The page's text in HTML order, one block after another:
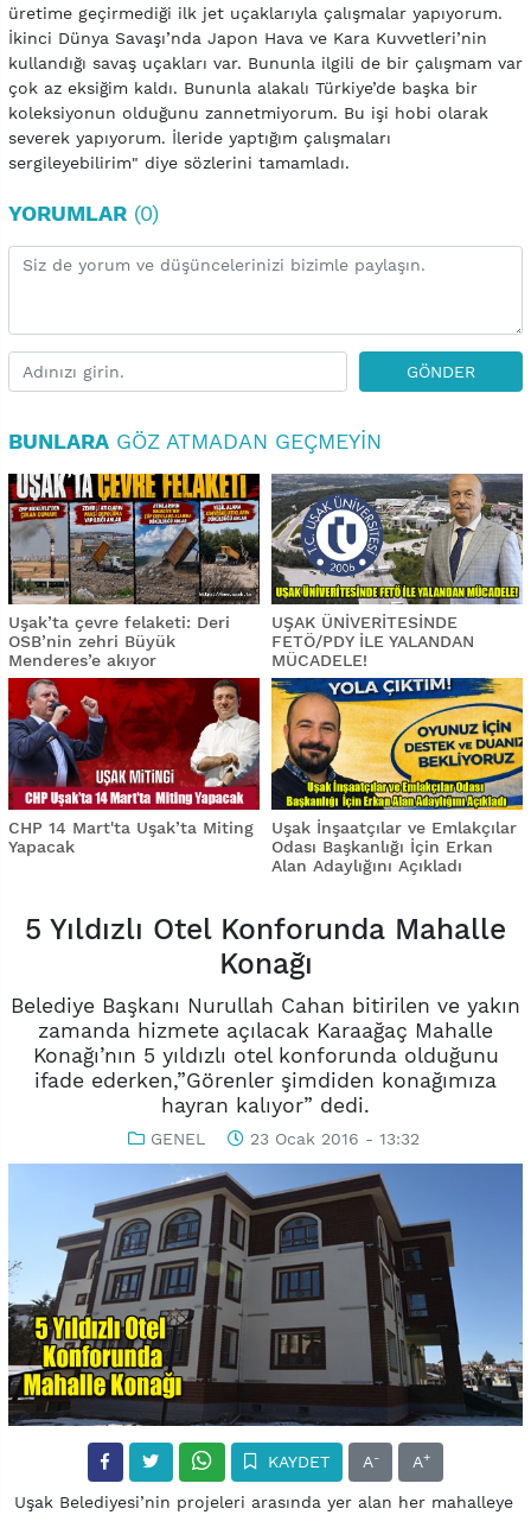
üretime geçirmediği ilk jet uçaklarıyla çalışmalar yapıyorum.
İkinci Dünya Savaşı’nda Japon Hava ve Kara Kuvvetleri’nin
kullandığı savaş uçakları var. Bununla ilgili de bir çalışmam var
çok az eksiğim kaldı. Bununla alakalı Türkiye’de başka bir
koleksiyonun olduğunu zannetmiyorum. Bu işi hobi olarak
severek yapıyorum. İleride yaptığım çalışmaları
sergileyebilirim" diye sözlerini tamamladı.
YORUMLAR (0)
GÖNDER
BUNLARA GÖZ ATMADAN GEÇMEYIN
Uşak’ta çevre felaketi: Deri
OSB’nin zehri Büyük
Menderes’e akıyor
UŞAK ÜNİVERİTESİNDE
FETÖ/PDY İLE YALANDAN
MÜCADELE!
CHP 14 Mart'ta Uşak’ta Miting
Yapacak
Uşak İnşaatçılar ve Emlakçılar
Odası Başkanlığı İçin Erkan
Alan Adaylığını Açıkladı
5 Yıldızlı Otel Konforunda Mahalle
Konağı
Belediye Başkanı Nurullah Cahan bitirilen ve yakın
zamanda hizmete açılacak Karaağaç Mahalle
Konağı’nın 5 yıldızlı otel konforunda olduğunu
ifade ederken,”Görenler şimdiden konağımıza
hayran kalıyor” dedi.
GENEL 23 Ocak 2016 - 13:32
KAYDET A- A+
Uşak Belediyesi’nin projeleri arasında yer alan her mahalleye